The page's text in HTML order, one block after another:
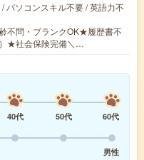
パソコンスキル不要 / 英語力不
不問・ブランクOK★履歴書不
★社会保険完備＼…
40代 50代
60代
男性